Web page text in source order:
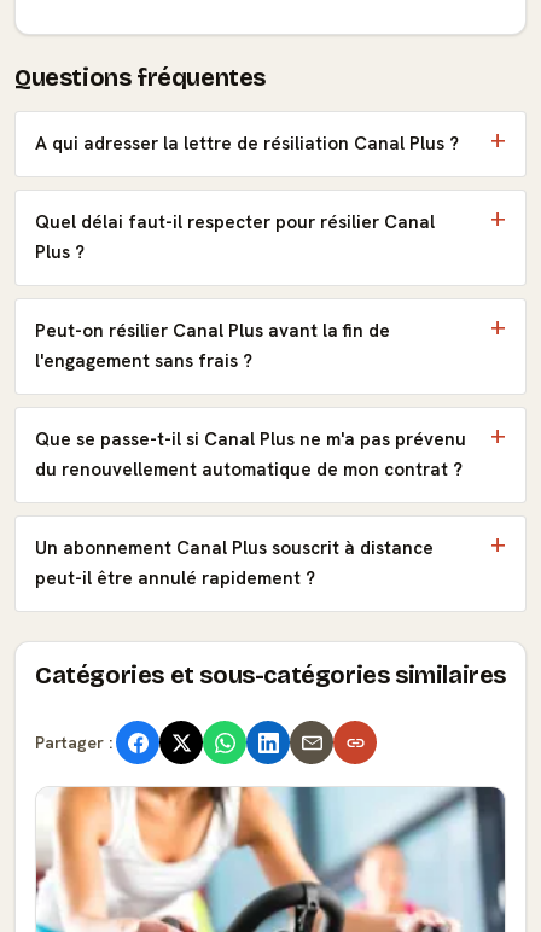
Questions fréquentes
A qui adresser la lettre de résiliation Canal Plus ?
Quel délai faut-il respecter pour résilier Canal
Plus ?
Peut-on résilier Canal Plus avant la fin de
l'engagement sans frais ?
Que se passe-t-il si Canal Plus ne m'a pas prévenu
du renouvellement automatique de mon contrat ?
Un abonnement Canal Plus souscrit à distance
peut-il être annulé rapidement ?
Catégories et sous-catégories similaires
Partager :